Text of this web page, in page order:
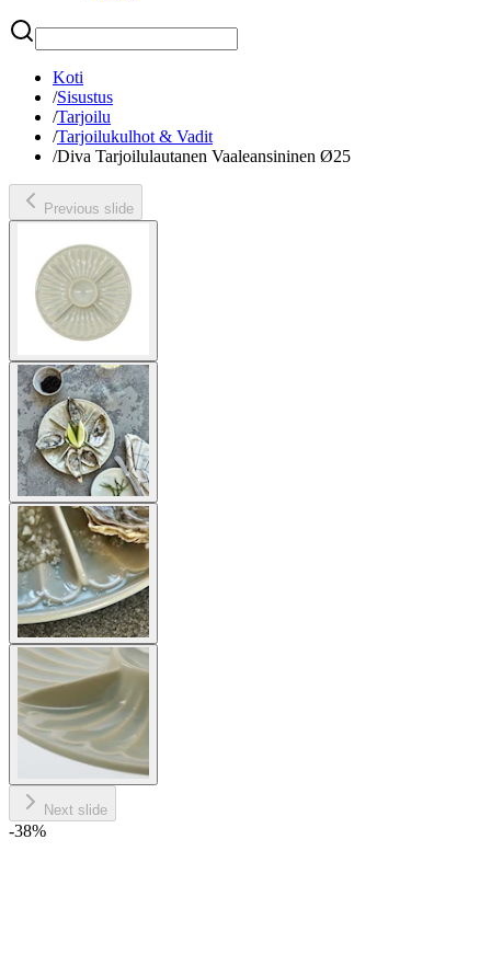
Etsi
Koti
/Sisustus
/Tarjoilu
/Tarjoilukulhot & Vadit
/Diva Tarjoilulautanen Vaaleansininen Ø25
Previous slide
Next slide
-38%